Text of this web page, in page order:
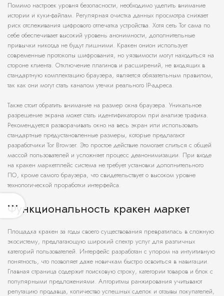
Помимо настроек уровня безопасности, необходимо уделить внимание
истории и куки-файлам. Регулярная очистка данных просмотра снижает
риск отслеживания цифрового отпечатка устройства. Хотя сеть Tor сама по
себе обеспечивает высокий уровень анонимности, дополнительные
привычки никогда не будут лишними. Кракен онион использует
современные протоколы шифрования, но уязвимости могут находиться на
стороне клиента. Отключение плагинов и расширений, не входящих в
стандартную комплектацию браузера, является обязательным правилом,
так как они могут стать каналом утечки реального IP-адреса.
Также стоит обратить внимание на размер окна браузера. Уникальное
разрешение экрана может стать идентификатором при анализе трафика.
Рекомендуется разворачивать окно на весь экран или использовать
стандартные предустановленные размеры, которые предлагают
разработчики Tor Browser. Это простое действие помогает слиться с общей
массой пользователей и усложняет процесс деанонимизации. При входе
на кракен маркетплейс система не требует установки дополнительного
ПО, кроме самого браузера, что свидетельствует о высоком уровне
технологической проработки интерфейса.
Функциональность кракен маркет
Площадка кракен за годы своего существования превратилась в сложную
экосистему, предлагающую широкий спектр услуг для различных
категорий пользователей. Интерфейс разработан с упором на интуитивную
понятность, что позволяет даже новичкам быстро освоиться в навигации.
Главная страница содержит поисковую строку, категории товаров и блок с
популярными предложениями. Алгоритмы ранжирования учитывают
репутацию продавца, количество успешных сделок и отзывы покупателей,